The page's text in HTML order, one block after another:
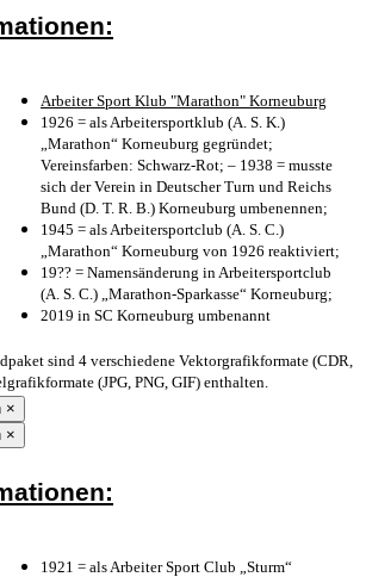
Arbeiter Sport Klub "Marathon" Korneuburg
1926 = als Arbeitersportklub (A. S. K.)
„Marathon“ Korneuburg gegründet;
Vereinsfarben: Schwarz-Rot; – 1938 = musste
sich der Verein in Deutscher Turn und Reichs
Bund (D. T. R. B.) Korneuburg umbenennen;
1945 = als Arbeitersportclub (A. S. C.)
„Marathon“ Korneuburg von 1926 reaktiviert;
19?? = Namensänderung in Arbeitersportclub
(A. S. C.) „Marathon-Sparkasse“ Korneuburg;
2019 in SC Korneuburg umbenannt
sind 4 verschiedene Vektorgrafikformate (CDR,
(JPG, PNG, GIF) enthalten.
×
×
1921 = als Arbeiter Sport Club „Sturm“